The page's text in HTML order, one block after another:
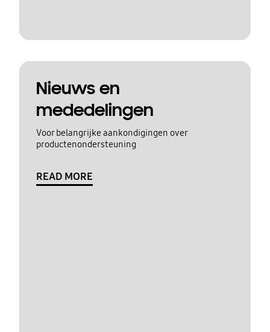
Nieuws en
mededelingen
Voor belangrijke aankondigingen over
productenondersteuning
READ MORE